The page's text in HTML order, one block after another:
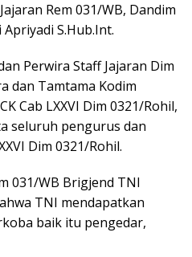
Rem 031/WB, Dandim
S.Hub.Int.
Perwira Staff Jajaran Dim
dan Tamtama Kodim
Cab LXXVI Dim 0321/Rohil,
seluruh pengurus dan
Dim 0321/Rohil.
031/WB Brigjend TNI
TNI mendapatkan
baik itu pengedar,